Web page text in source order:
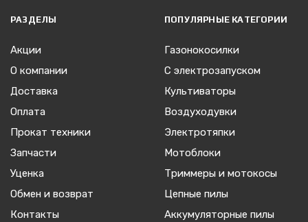
РАЗДЕЛЫ
Акции
О компании
Доставка
Оплата
Прокат техники
Запчасти
Уценка
Обмен и возврат
Контакты
ПОПУЛЯРНЫЕ КАТЕГОРИИ
Газонокосилки
С электрозапуском
Культиваторы
Воздуходувки
Электротяпки
Мотоблоки
Триммеры и мотокосы
Цепные пилы
Аккумуляторные пилы